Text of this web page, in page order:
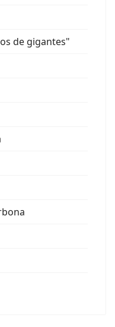
de gigantes"